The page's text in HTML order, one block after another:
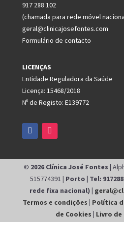
917 288 102
(chamada para rede móvel
geral@clinicajosefontes.com
Formulário de contacto
LICENÇAS
Entidade Reguladora da Saúde
Licença: 15468/2018
Nº de Registo: E139772
© 2026 Clínica José Fontes |
515774391 | Porto | Tel:
rede fixa nacional) |
Termos e condições
Política
de Cookies
Livro de